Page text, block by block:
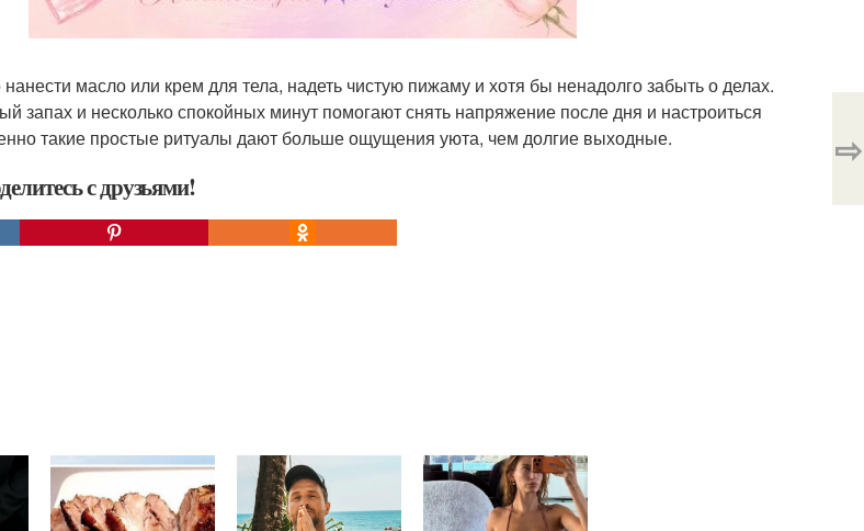
масло или крем для тела, надеть чистую пижаму и хотя бы ненадолго забыть о делах.
запах и несколько спокойных минут помогают снять напряжение после дня и настроиться
такие простые ритуалы дают больше ощущения уюта, чем долгие выходные.
с друзьями!
⇨